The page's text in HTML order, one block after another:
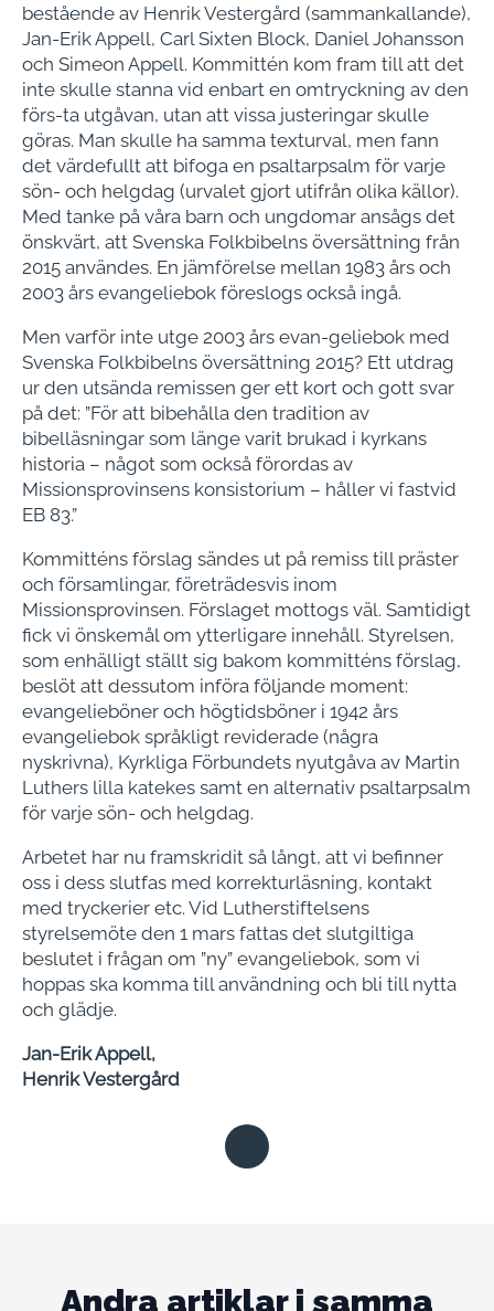
bestående av Henrik Vestergård (sammankallande),
Jan-Erik Appell, Carl Sixten Block, Daniel Johansson
och Simeon Appell. Kommittén kom fram till att det
inte skulle stanna vid enbart en omtryckning av den
förs-ta utgåvan, utan att vissa justeringar skulle
göras. Man skulle ha samma texturval, men fann
det värdefullt att bifoga en psaltarpsalm för varje
sön- och helgdag (urvalet gjort utifrån olika källor).
Med tanke på våra barn och ungdomar ansågs det
önskvärt, att Svenska Folkbibelns översättning från
2015 användes. En jämförelse mellan 1983 års och
2003 års evangeliebok föreslogs också ingå.
Men varför inte utge 2003 års evan-geliebok med
Svenska Folkbibelns översättning 2015? Ett utdrag
ur den utsända remissen ger ett kort och gott svar
på det: ”För att bibehålla den tradition av
bibelläsningar som länge varit brukad i kyrkans
historia – något som också förordas av
Missionsprovinsens konsistorium – håller vi fastvid
EB 83.”
Kommitténs förslag sändes ut på remiss till präster
och församlingar, företrädesvis inom
Missionsprovinsen. Förslaget mottogs väl. Samtidigt
fick vi önskemål om ytterligare innehåll. Styrelsen,
som enhälligt ställt sig bakom kommitténs förslag,
beslöt att dessutom införa följande moment:
evangelieböner och högtidsböner i 1942 års
evangeliebok språkligt reviderade (några
nyskrivna), Kyrkliga Förbundets nyutgåva av Martin
Luthers lilla katekes samt en alternativ psaltarpsalm
för varje sön- och helgdag.
Arbetet har nu framskridit så långt, att vi befinner
oss i dess slutfas med korrekturläsning, kontakt
med tryckerier etc. Vid Lutherstiftelsens
styrelsemöte den 1 mars fattas det slutgiltiga
beslutet i frågan om ”ny” evangeliebok, som vi
hoppas ska komma till användning och bli till nytta
och glädje.
Jan-Erik Appell,
Henrik Vestergård
Andra artiklar i samma